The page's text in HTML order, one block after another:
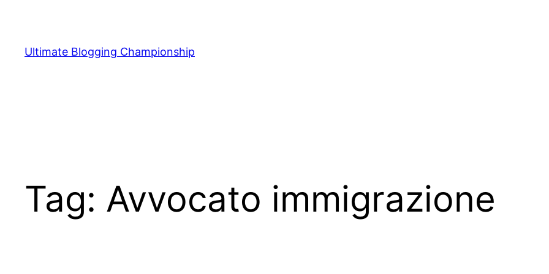
contenuto
Ultimate Blogging Championship
Tag: Avvocato immigrazione